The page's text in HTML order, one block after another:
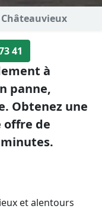
Châteauvieux
41
à
panne,
Obtenez une
de
et alentours